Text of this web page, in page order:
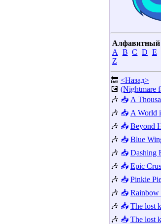
Алфавитный
A
B C D E
Z
🔙 <Назад>
💽 (Nightmare
🎶 📥 A
🎶 📥 A World
🎶 📥 Beyond
🎶 📥 Blue
🎶 📥 Dashing
🎶 📥 Epic
🎶 📥 Pinkie
🎶 📥
🎶 📥 The lost
🎶 📥 The lost